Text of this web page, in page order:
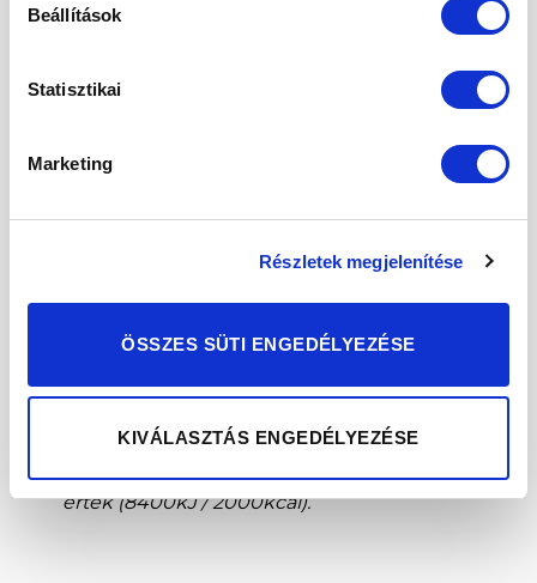
Beállítások
Statisztikai
Marketing
Részletek megjelenítése
ÖSSZES SÜTI ENGEDÉLYEZÉSE
KIVÁLASZTÁS ENGEDÉLYEZÉSE
érték (8400kJ / 2000kcal).